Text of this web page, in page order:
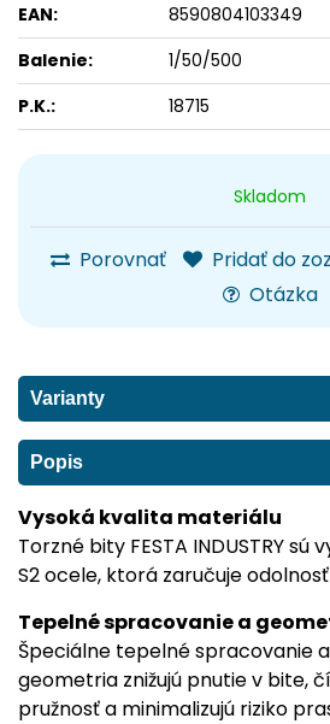
Skladom
Porovnať Pridať do
Otázka
EAN:
8590804103349
Balenie:
1/50/500
P.K.:
18715
Varianty
Popis
Vysoká kvalita materiálu
Torzné bity FESTA INDUSTRY
S2 ocele, ktorá zaručuje
Tepelné spracovanie a
Špeciálne tepelné spracovanie
geometria znižujú pnutie v bite,
pružnosť a minimalizujú riziko